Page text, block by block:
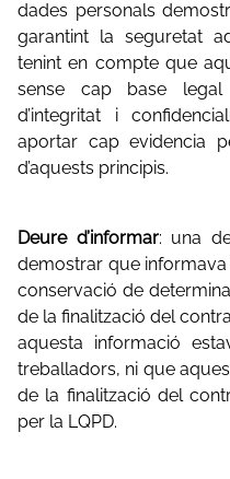
dades personals
garantint la seguretat
tenint en compte que
sense cap base
d’integritat i
aportar cap evidencia
d’aquests principis.
Deure d’informar: una
demostrar que
conservació de
de la finalització del
aquesta informació
treballadors, ni que
de la finalització del
per la LQPD.